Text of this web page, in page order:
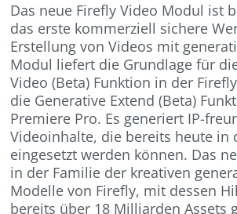
Das neue Firefly Video Modul ist
das erste kommerziell sichere
Erstellung von Videos mit
Modul liefert die Grundlage für
Video (Beta) Funktion in der
die Generative Extend (Beta)
Premiere Pro. Es generiert IP-
Videoinhalte, die bereits heute in
eingesetzt werden können. Das
in der Familie der kreativen
Modelle von Firefly, mit dessen
bereits über 18 Milliarden Assets